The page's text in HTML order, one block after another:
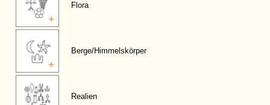
Flora
Berge/Himmelskörper
Realien